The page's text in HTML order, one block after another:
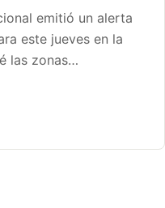
emitió un alerta
este jueves en la
las zonas…